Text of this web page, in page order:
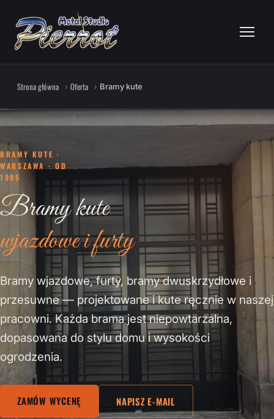
Strona główna Oferta Bramy kute
BRAMY KUTE ·
WARSZAWA · OD
1995
Bramy kute
wjazdowe i furty
Bramy wjazdowe, furty, bramy dwuskrzydłowe i
przesuwne — projektowane i kute ręcznie w naszej
pracowni. Każda brama jest niepowtarzalna,
dopasowana do stylu domu i wysokości
ogrodzenia.
ZAMÓW WYCENĘ NAPISZ E-MAIL